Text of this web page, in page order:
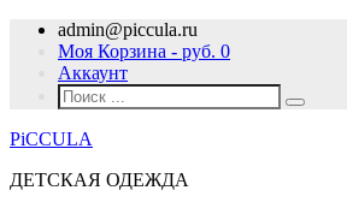
admin@piccula.ru
Моя Корзина - руб. 0
Аккаунт
PiCCULA
ДЕТСКАЯ ОДЕЖДА